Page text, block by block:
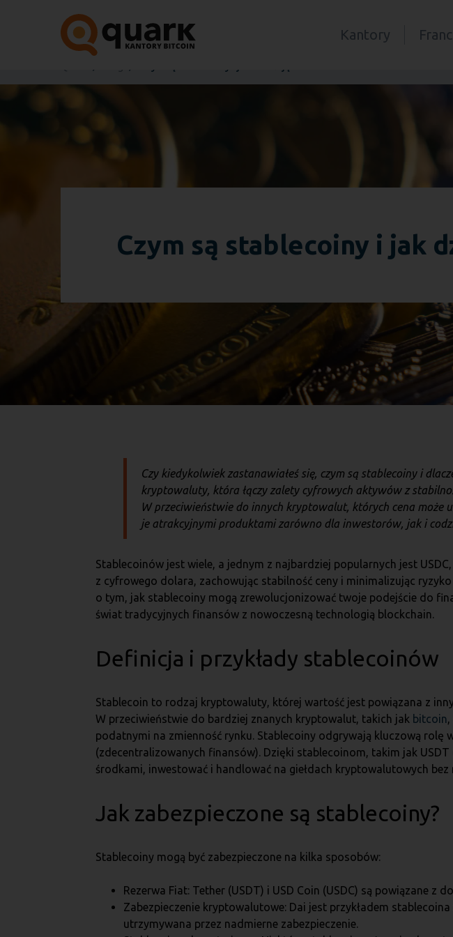
Kantory
Czym są stablecoiny i jak
Czy kiedykolwiek zastanawiałeś się, czym są stablecoiny i
kryptowaluty, która łączy zalety cyfrowych aktywów z
W przeciwieństwie do innych kryptowalut, których cena może
je atrakcyjnymi produktami zarówno dla inwestorów, jak i
Stablecoinów jest wiele, a jednym z najbardziej popularnych jest
z cyfrowego dolara, zachowując stabilność ceny i minimalizując
o tym, jak stablecoiny mogą zrewolucjonizować twoje podejście do
świat tradycyjnych finansów z nowoczesną technologią blockchain.
Definicja i przykłady stablecoinów
Stablecoin to rodzaj kryptowaluty, której wartość jest powiązana z
W przeciwieństwie do bardziej znanych kryptowalut, takich jak bitcoin
podatnymi na zmienność rynku. Stablecoiny odgrywają kluczową
(zdecentralizowanych finansów). Dzięki stablecoinom, takim jak
środkami, inwestować i handlować na giełdach kryptowalutowych bez
Jak zabezpieczone są stablecoiny?
Stablecoiny mogą być zabezpieczone na kilka sposobów:
Rezerwa Fiat: Tether (USDT) i USD Coin (USDC) są powiązane z
Zabezpieczenie kryptowalutowe: Dai jest przykładem
utrzymywana przez nadmierne zabezpieczenie.